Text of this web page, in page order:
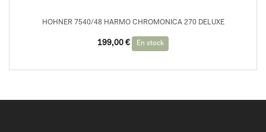
HOHNER 7540/48 HARMO CHROMONICA 270 DELUXE
199,00 € En stock